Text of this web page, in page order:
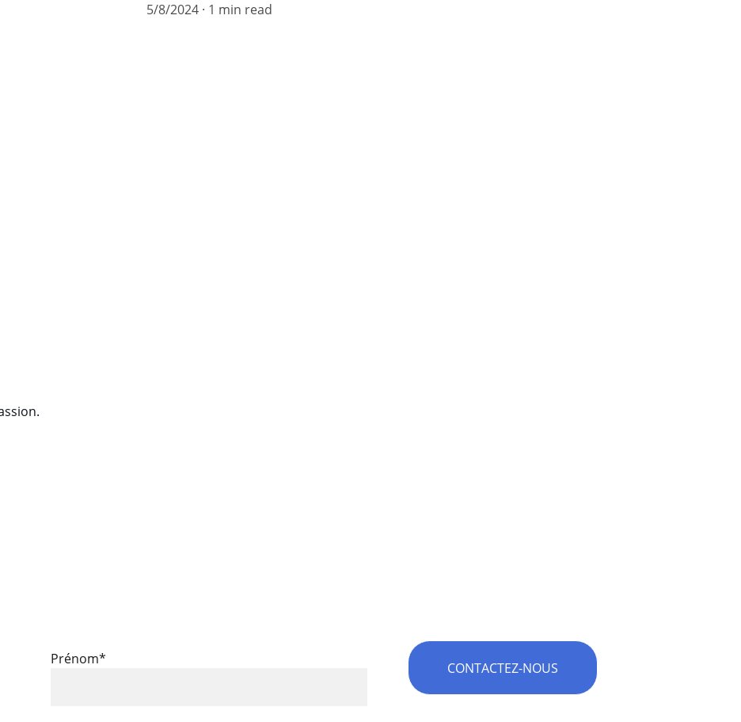
5/8/2024
1 min read
CONTACTEZ-NOUS
Prénom*